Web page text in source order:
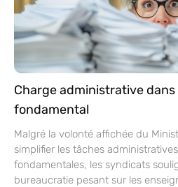
Charge administrative dans
fondamental
Malgré la volonté affichée du
simplifier les tâches
fondamentales, les syndicats
bureaucratie pesant sur les